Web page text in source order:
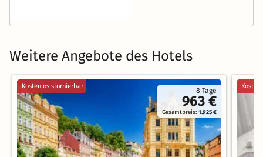
Weitere Angebote des Hotels
8 Tage
963 €
Gesamtpreis:1.925 €
Kostenlos stornierbar